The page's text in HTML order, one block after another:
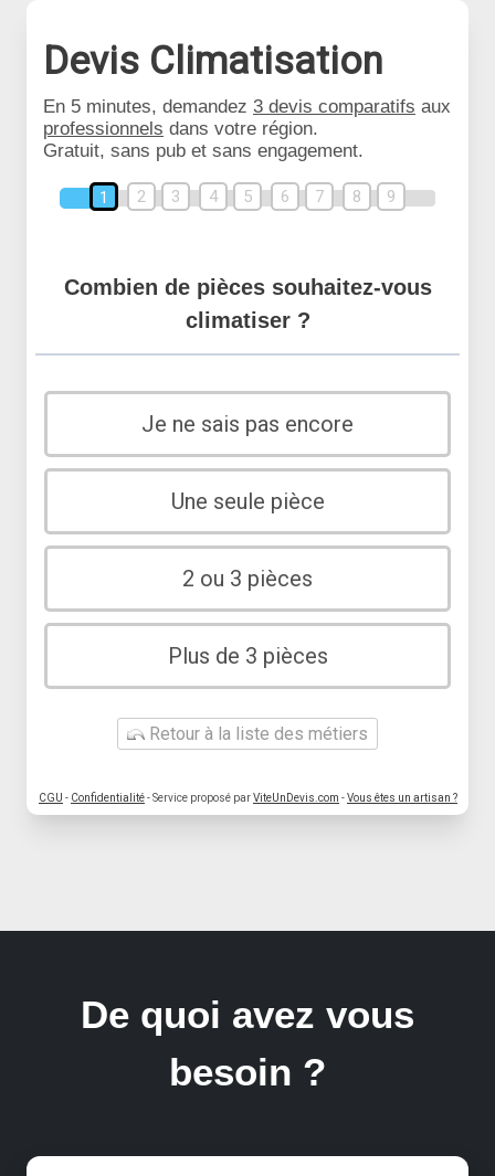
Devis Climatisation
En 5 minutes, demandez 3 devis comparatifs aux
professionnels dans votre région.
Gratuit, sans pub et sans engagement.
1 2 3 4 5 6 7 8 9
Combien de pièces souhaitez-vous
climatiser ?
Je ne sais pas encore
Une seule pièce
2 ou 3 pièces
Plus de 3 pièces
Retour à la liste des métiers
CGU - Confidentialité- Service proposé parViteUnDevis.com -Vous êtes un artisan ?
De quoi avez vous
besoin ?